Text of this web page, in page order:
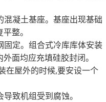
凝土基座。基座出现基础
整。
固定。组合式冷库库体安装
面均应充填硅胶封闭。
在屋外的时候,要安设一个
致机组受到腐蚀。